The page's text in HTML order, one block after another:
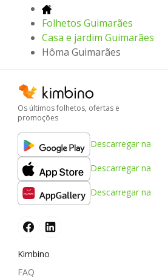
Folhetos Guimarães
Casa e jardim Guimarães
Hôma Guimarães
Os últimos folhetos, ofertas e
promoções
Descarregar na
Descarregar na
Descarregar na
Kimbino
FAQ